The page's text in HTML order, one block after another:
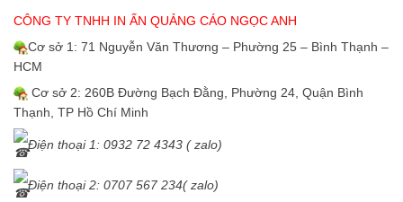
CÔNG TY TNHH IN ẤN QUẢNG CÁO NGỌC ANH
Cơ sở 1: 71 Nguyễn Văn Thương – Phường 25 – Bình Thạnh –
HCM
Cơ sở 2: 260B Đường Bạch Đằng, Phường 24, Quận Bình
Thạnh, TP Hồ Chí Minh
Điện thoại 1: 0932 72 4343 ( zalo)
Điện thoại 2: 0707 567 234( zalo)